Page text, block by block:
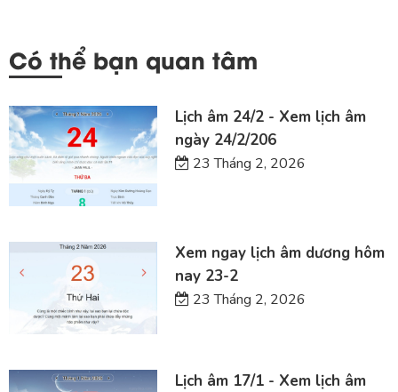
Có thể bạn quan tâm
Lịch âm 24/2 - Xem lịch âm
ngày 24/2/206
23 Tháng 2, 2026
Xem ngay lịch âm dương hôm
nay 23-2
23 Tháng 2, 2026
Lịch âm 17/1 - Xem lịch âm